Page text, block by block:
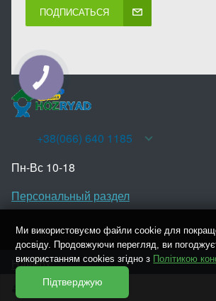
ПОДПИСАТЬСЯ
+38(066) 640 1185
Пн-Вс 10-18
Персональный раздел
Наверх
2013 - 2026 © Хозряд - оптовый
Войти
Регистрация
Ми використовуємо файли cookie для
досвіду. Продовжуючи перегляд, ви
використанням cookies згідно з Політикою
Підтверджую